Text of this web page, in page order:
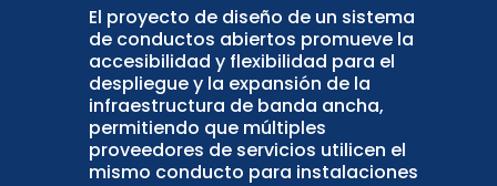
El proyecto de diseño de un sistema
de conductos abiertos promueve la
accesibilidad y flexibilidad para el
despliegue y la expansión de la
infraestructura de banda ancha,
permitiendo que múltiples
proveedores de servicios utilicen el
mismo conducto para instalaciones